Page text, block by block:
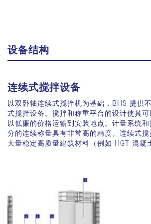
双轴连续式搅拌机(LFKR)，适用于精细材
液力涡轮联轴器可以避免出现机械和电气峰
在在电网供电欠佳时使用。
中央润滑装置
设备结构
连续式搅拌设备
以双卧轴连续式搅拌机为基础，BHS 提供
式搅拌设备。搅拌和称重平台的设计使其
以低廉的价格运输到安装地点。计量系统
分的连续称量具有非常高的精度。连续式
大量稳定高质量建筑材料（例如 HGT 混凝